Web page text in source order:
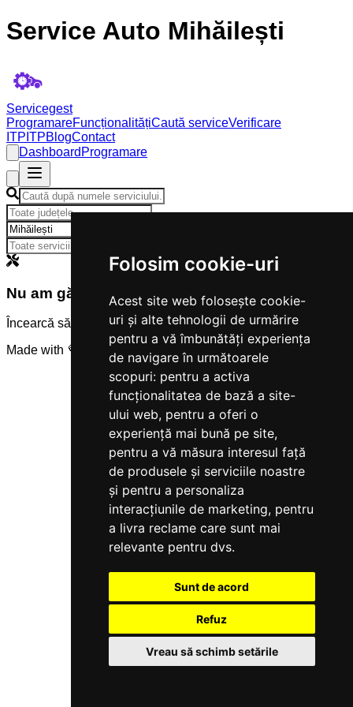
Folosim cookie-uri
Acest site web folosește cookie-
uri și alte tehnologii de urmărire
pentru a vă îmbunătăți experiența
de navigare în următoarele
scopuri: pentru a activa
funcționalitatea de bază a site-
ului web, pentru a oferi o
experiență mai bună pe site,
pentru a vă măsura interesul față
de produsele și serviciile noastre
și pentru a personaliza
interacțiunile de marketing, pentru
a livra reclame care sunt mai
relevante pentru dvs.
Sunt de acord
Refuz
Vreau să schimb setările
Service Auto Mihăilești
Servicegest
ProgramareFuncționalitățiCaută serviceVerificare
ITP ITPBlogContact
Dashboard Programare
Nu am găsit servicii
Încearcă să modifici criteriile de căutare.
Made with 💜 by
Servicegest